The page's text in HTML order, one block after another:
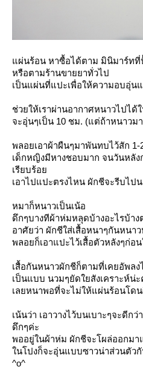
ผ่นร้อน หาซื้อได้ตาม มินิมาร์ทที่
หรือตามร้านขายยาทั่วไป
เป็นแผ่นที่แปะเพื่อให้ความอบอุ่น
ช่วยให้เราผ่านอากาศหนาวไปได้
จะอุ่นๆเป็น 10 ชม. (แต่ถ้าหนาว
พลอยเอาผ้าผืนๆมาพันทบไว้สัก
เด็กหญิงมีหางชอบมาก จนวันหลัง
เรียบร้อ
เอาไปแปะตรงไหน ผักชีจะรีบไป
หมาก็หนาวเป็นเน้อ
ดึกๆบางทีผ้าห่มหลุดบ้างอะไรบ้า
อาศัยว่า ผักชีใส่เสื้อหนาๆกันหนา
พลอยก็เอาแปะไว้เสื้อตัวหลังๆก่อ
เสื้อกันหนาวผักชีก็ตามที่เคยอัพลง
เป็นแบบ นวมๆยัดใยสังเคราะห์น่ะ
เลยหนาพอที่จะไม่ให้แผ่นร้อนโด
เน้นว่า เอาวางไว้บนเบาะๆจะดีก
ดึกๆค่ะ
พออยู่ในผ้าห่ม ผักชีจะโผล่ออกมา
นโปงก็จะอุ่นแบบซาวน่าส่วนตัวกั
^o^